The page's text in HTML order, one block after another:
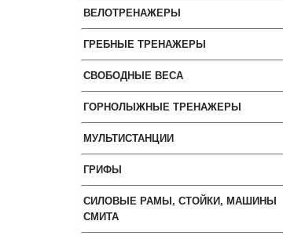
ВЕЛОТРЕНАЖЕРЫ
ГРЕБНЫЕ ТРЕНАЖЕРЫ
СВОБОДНЫЕ ВЕСА
ГОРНОЛЫЖНЫЕ ТРЕНАЖЕРЫ
МУЛЬТИСТАНЦИИ
ГРИФЫ
СИЛОВЫЕ РАМЫ, СТОЙКИ, МАШИНЫ
СМИТА